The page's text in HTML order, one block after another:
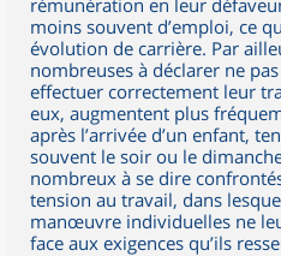
rémunération en leur
moins souvent d’emploi, ce
évolution de carrière. Par
nombreuses à déclarer ne
effectuer correctement leur
eux, augmentent plus
après l’arrivée d’un enfant,
souvent le soir ou le
nombreux à se dire
tension au travail, dans
manœuvre individuelles ne
face aux exigences qu’ils